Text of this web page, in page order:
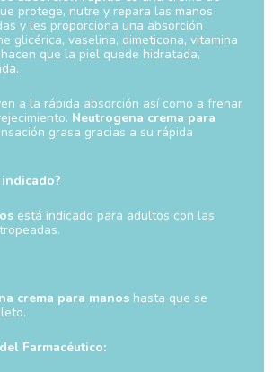
protege, nutre y repara las manos
y les proporciona una absorción
glicérica, vaselina, dimeticona, vitamina
que la piel quede hidratada,
a la rápida absorción así como a frenar
Neutrogena crema para
grasa gracias a su rápida
está indicado para adultos con las
crema para manos hasta que se
Farmacéutico: